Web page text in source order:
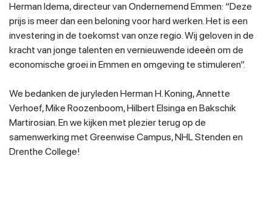
Herman Idema, directeur van Ondernemend Emmen: “Deze
prijs is meer dan een beloning voor hard werken. Het is een
investering in de toekomst van onze regio. Wij geloven in de
kracht van jonge talenten en vernieuwende ideeën om de
economische groei in Emmen en omgeving te stimuleren”.
We bedanken de juryleden Herman H. Koning, Annette
Verhoef, Mike Roozenboom, Hilbert Elsinga en Bakschik
Martirosian. En we kijken met plezier terug op de
samenwerking met Greenwise Campus, NHL Stenden en
Drenthe College!